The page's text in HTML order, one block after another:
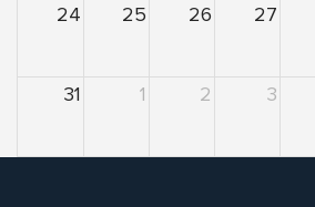
24 25 26 27
31 1 2 3